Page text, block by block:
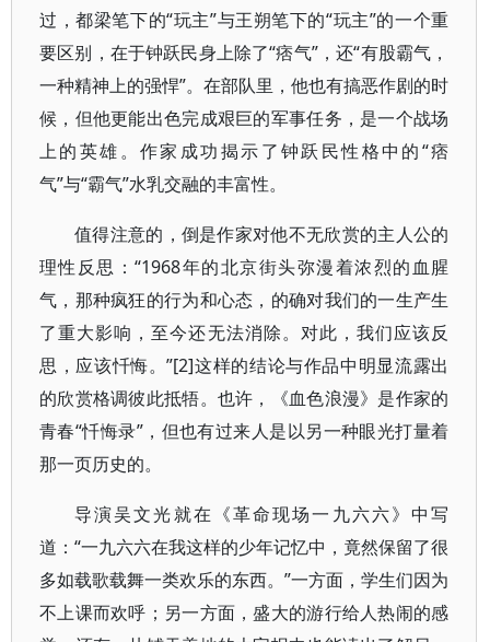
过，都梁笔下的“玩主”与王朔笔下的“玩主”的一个重
要区别，在于钟跃民身上除了“痞气”，还“有股霸气，
一种精神上的强悍”。在部队里，他也有搞恶作剧的时
候，但他更能出色完成艰巨的军事任务，是一个战场
上的英雄。作家成功揭示了钟跃民性格中的“痞
气”与“霸气”水乳交融的丰富性。
值得注意的，倒是作家对他不无欣赏的主人公的
理性反思：“1968年的北京街头弥漫着浓烈的血腥
气，那种疯狂的行为和心态，的确对我们的一生产生
了重大影响，至今还无法消除。对此，我们应该反
思，应该忏悔。”[2]这样的结论与作品中明显流露出
的欣赏格调彼此抵牾。也许，《血色浪漫》是作家的
青春“忏悔录”，但也有过来人是以另一种眼光打量着
那一页历史的。
导演吴文光就在《革命现场一九六六》中写
道：“一九六六在我这样的少年记忆中，竟然保留了很
多如载歌载舞一类欢乐的东西。”一方面，学生们因为
不上课而欢呼；另一方面，盛大的游行给人热闹的感